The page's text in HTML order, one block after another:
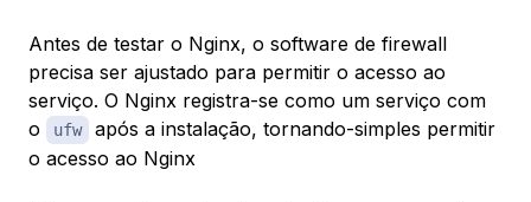
Antes de testar o Nginx, o software de firewall
precisa ser ajustado para permitir o acesso ao
serviço. O Nginx registra-se como um serviço com
o
ufw
após a instalação, tornando-simples permitir
o acesso ao Nginx